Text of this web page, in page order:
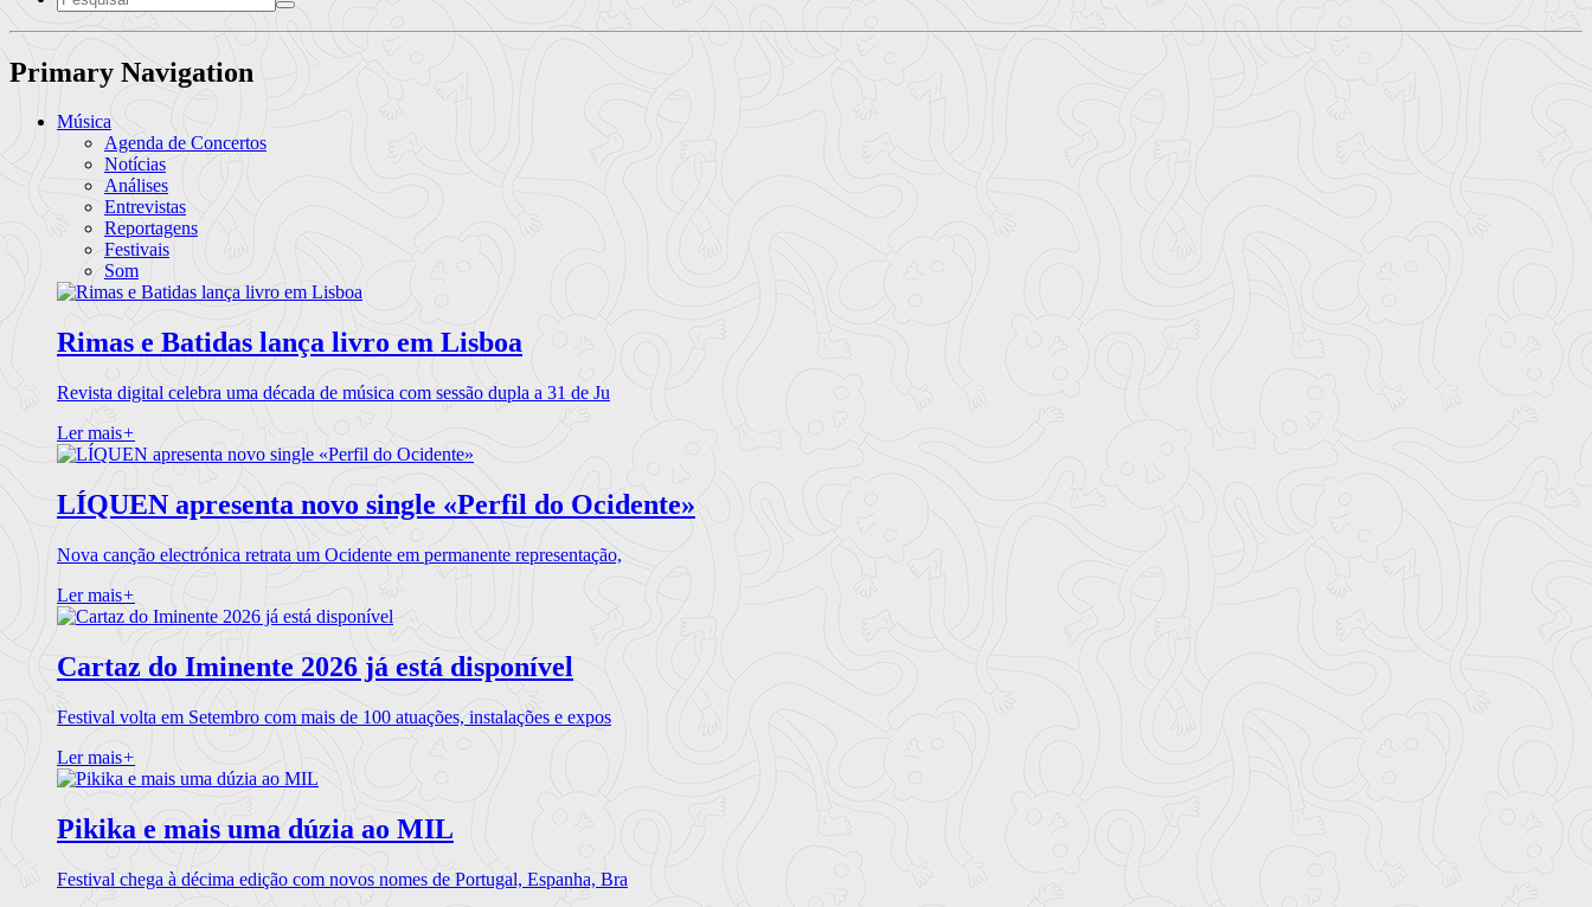
Primary Navigation
Música
Agenda de Concertos
Notícias
Análises
Entrevistas
Reportagens
Festivais
Som
Rimas e Batidas lança livro em Lisboa
Revista digital celebra uma década de música com sessão dupla a 31 de Ju
Ler mais+
LÍQUEN apresenta novo single «Perfil do Ocidente»
Nova canção electrónica retrata um Ocidente em permanente representação,
Ler mais+
Cartaz do Iminente 2026 já está disponível
Festival volta em Setembro com mais de 100 atuações, instalações e expos
Ler mais+
Pikika e mais uma dúzia ao MIL
Festival chega à décima edição com novos nomes de Portugal, Espanha, Bra